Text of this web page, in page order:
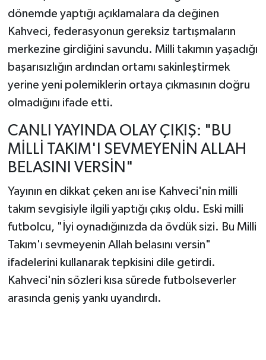
dönemde yaptığı açıklamalara da değinen
Kahveci, federasyonun gereksiz tartışmaların
merkezine girdiğini savundu. Milli takımın yaşadığı
başarısızlığın ardından ortamı sakinleştirmek
yerine yeni polemiklerin ortaya çıkmasının doğru
olmadığını ifade etti.
CANLI YAYINDA OLAY ÇIKIŞ: "BU
MİLLİ TAKIM'I SEVMEYENİN ALLAH
BELASINI VERSİN"
Yayının en dikkat çeken anı ise Kahveci'nin milli
takım sevgisiyle ilgili yaptığı çıkış oldu. Eski milli
futbolcu, "İyi oynadığınızda da övdük sizi. Bu Milli
Takım'ı sevmeyenin Allah belasını versin"
ifadelerini kullanarak tepkisini dile getirdi.
Kahveci'nin sözleri kısa sürede futbolseverler
arasında geniş yankı uyandırdı.